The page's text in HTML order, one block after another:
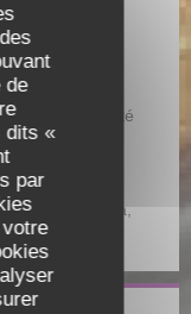
de
dits «
par
à mobilité
Espèces, Visa,